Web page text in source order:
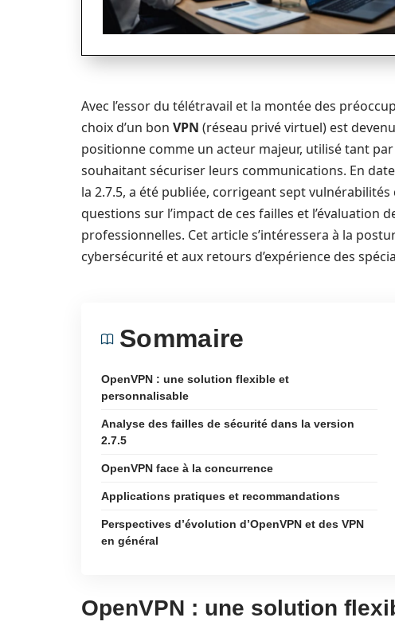
Avec l’essor du télétravail et la montée des
choix d’un bon VPN (réseau privé virtuel) est
positionne comme un acteur majeur, utilisé tant par
souhaitant sécuriser leurs communications. En
la 2.7.5, a été publiée, corrigeant sept
questions sur l’impact de ces failles et l’évaluation
professionnelles. Cet article s’intéressera à la
cybersécurité et aux retours d’expérience des
Sommaire
OpenVPN : une solution flexible et
personnalisable
Analyse des failles de sécurité dans la version
2.7.5
OpenVPN face à la concurrence
Applications pratiques et recommandations
Perspectives d’évolution d’OpenVPN et des VPN
en général
OpenVPN : une solution